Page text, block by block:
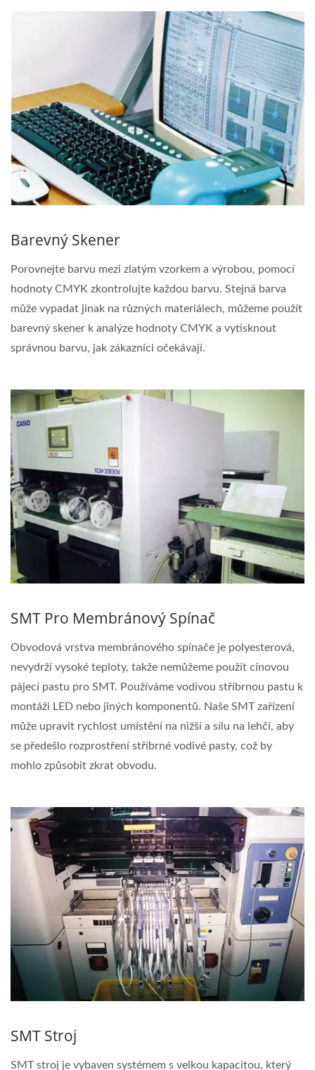
Barevný Skener
Porovnejte barvu mezi zlatým vzorkem a výrobou, pomocí
hodnoty CMYK zkontrolujte každou barvu. Stejná barva
může vypadat jinak na různých materiálech, můžeme použít
barevný skener k analýze hodnoty CMYK a vytisknout
správnou barvu, jak zákazníci očekávají.
SMT Pro Membránový Spínač
Obvodová vrstva membránového spínače je polyesterová,
nevydrží vysoké teploty, takže nemůžeme použít cínovou
pájecí pastu pro SMT. Používáme vodivou stříbrnou pastu k
montáži LED nebo jiných komponentů. Naše SMT zařízení
může upravit rychlost umístění na nižší a sílu na lehčí, aby
se předešlo rozprostření stříbrné vodivé pasty, což by
mohlo způsobit zkrat obvodu.
SMT Stroj
SMT stroj je vybaven systémem s velkou kapacitou, který